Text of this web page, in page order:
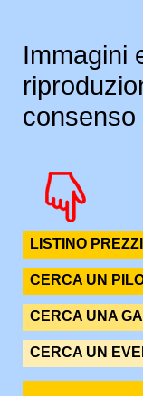
Immagini
LISTINO
CERCA UN
CERCA UNA
CERCA UN